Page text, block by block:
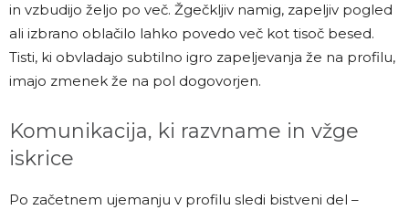
in vzbudijo željo po več. Žgečkljiv namig, zapeljiv pogled
ali izbrano oblačilo lahko povedo več kot tisoč besed.
Tisti, ki obvladajo subtilno igro zapeljevanja že na profilu,
imajo zmenek že na pol dogovorjen.
Komunikacija, ki razvname in vžge
iskrice
Po začetnem ujemanju v profilu sledi bistveni del –